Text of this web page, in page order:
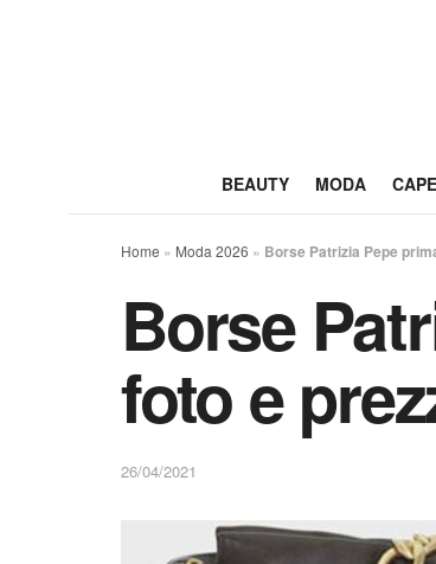
BEAUTY MODA
Home » Moda 2026 » Borse Patrizia Pepe
Borse
foto e
26/04/2021